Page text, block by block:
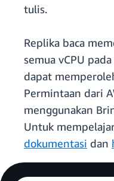
tulis.
Replika baca
semua vCPU
dapat
Permintaan dari
menggunakan
Untuk
dokumentasi dan